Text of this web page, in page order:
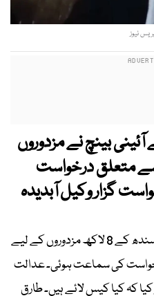
نیوز
بینچ نے مزدوروں
متعلق درخواست
گزار وکیل آبدیدہ
ہائیکورٹ کے آئینی بینچ کے روبرو سندھ کے 8 لاکھ مزدوروں کے لیے
کی سماعت ہوئی۔ عدالت
کہ کیا کیس لائے ہیں۔ طارق